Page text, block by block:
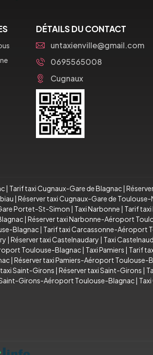
DÉTAILS DU CONTACT
untaxienville@gmail.com
0695565008
Cugnaux
Tarif taxi Cugnaux-Gare de Blagnac
Réserver taxi Cugnaux-Gare de
Portet-St-Simon Taxi Narbonne Tarif
Réserver taxi Narbonne-Aéroport
Blagnac Tarif taxi Carcassonne-Aéroport
Réserver taxi Castelnaudary Taxi
Toulouse-Blagnac Taxi Pamiers Tarif
Réserver taxi Pamiers-Aéroport Toulouse-
Saint-Girons Réserver taxi Saint-Girons
Girons-Aéroport Toulouse-Blagnac